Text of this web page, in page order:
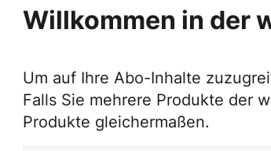
Willkommen in der
Um auf Ihre Abo-Inhalte
Falls Sie mehrere Produkte der
Produkte gleichermaßen.